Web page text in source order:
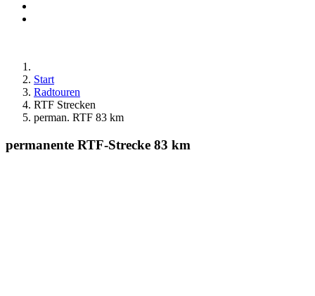
Start
Radtouren
RTF Strecken
perman. RTF 83 km
permanente RTF-Strecke 83 km